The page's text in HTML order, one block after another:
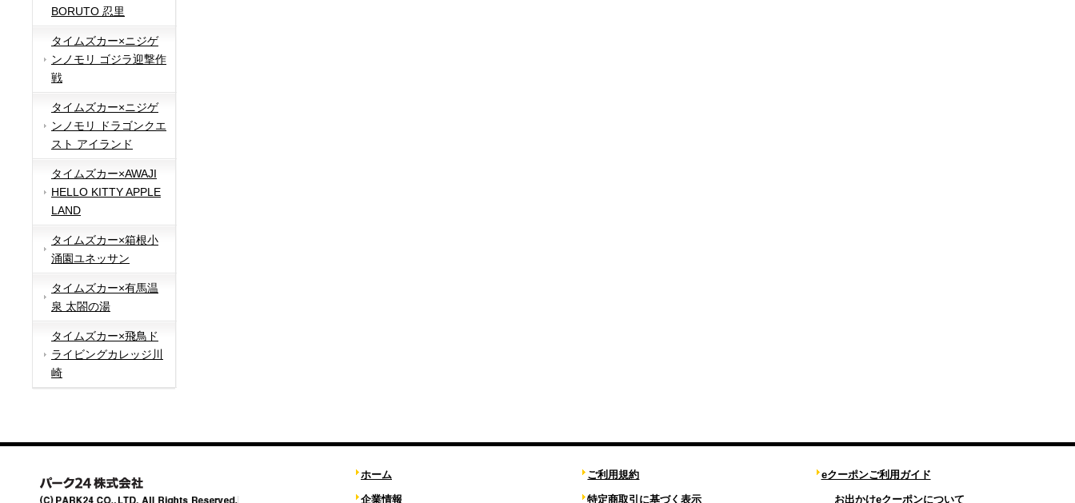
BORUTO 忍里
タイムズカー×ニジゲ
ンノモリ ゴジラ迎撃作
戦
タイムズカー×ニジゲ
ンノモリ ドラゴンクエ
スト アイランド
タイムズカー×AWAJI
HELLO KITTY APPLE
LAND
タイムズカー×箱根小
涌園ユネッサン
タイムズカー×有馬温
泉 太閤の湯
タイムズカー×飛鳥ド
ライビングカレッジ川
崎
ホーム
企業情報
ご利用規約
特定商取引に基づく表示
eクーポンご利用ガイド
お出かけeクーポンについて